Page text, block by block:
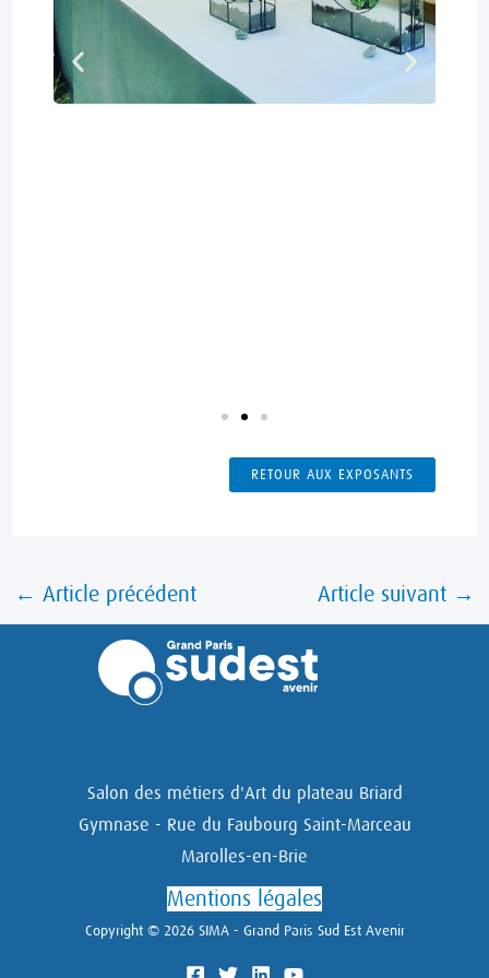
RETOUR AUX EXPOSANTS
← Article précédent Article suivant →
Salon des métiers d'Art du plateau Briard
Gymnase - Rue du Faubourg Saint-Marceau
Marolles-en-Brie
Mentions légales
Copyright © 2026 SIMA - Grand Paris Sud Est Avenir